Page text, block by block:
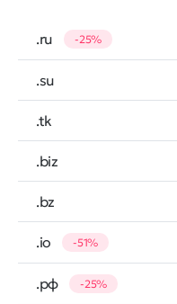
.ru -25%
.su
.tk
.biz
.bz
.io -51%
.рф -25%